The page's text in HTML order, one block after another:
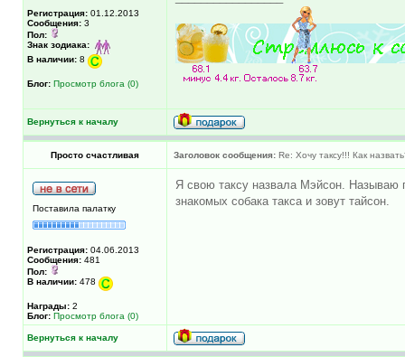
Регистрация: 01.12.2013
Сообщения: 3
Пол:
Знак зодиака:
В наличии: 8
Блог: Просмотр блога (0)
Вернуться к началу
Просто счастливая Заголовок сообщения: Re: Хочу таксу!!! Как
Поставила палатку
Регистрация: 04.06.2013
Сообщения: 481
Пол:
В наличии: 478
Награды: 2
Блог: Просмотр блога (0)
Я свою таксу назвала Мэйсон.
знакомых собака такса и зовут тайсон.
Вернуться к началу